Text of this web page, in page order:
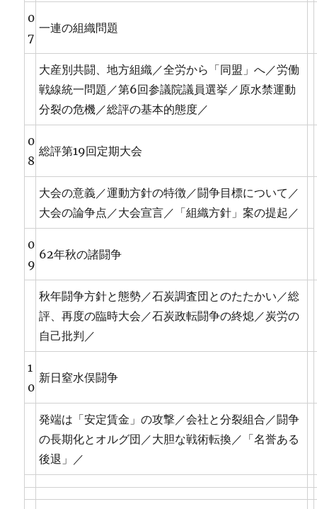
0
7
一連の組織問題
大産別共闘、地方組織／全労から「同盟」へ／労働
戦線統一問題／第6回参議院議員選挙／原水禁運動
分裂の危機／総評の基本的態度／
0
8
総評第19回定期大会
大会の意義／運動方針の特徴／闘争目標について／
大会の論争点／大会宣言／「組織方針」案の提起／
0
9
62年秋の諸闘争
秋年闘争方針と態勢／石炭調査団とのたたかい／総
評、再度の臨時大会／石炭政転闘争の終熄／炭労の
自己批判／
1
0
新日窒水俣闘争
発端は「安定賃金」の攻撃／会社と分裂組合／闘争
の長期化とオルグ団／大胆な戦術転換／「名誉ある
後退」／